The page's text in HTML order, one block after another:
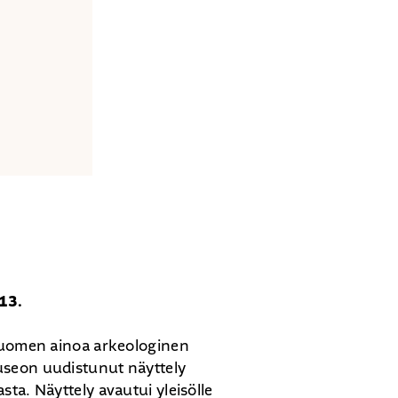
ainoa arkeologinen
uudistunut näyttely
Näyttely avautui yleisölle